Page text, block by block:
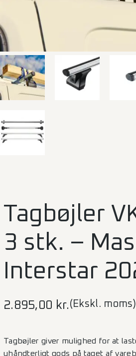
Tagbøjler
3 stk. –
Interstar
2.895,00 kr. (Ekskl. moms)
Tagbøjler giver mulighed for at
uhåndterligt gods på taget af